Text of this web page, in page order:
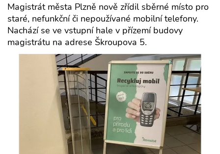
Magistrát města Plzně nově zřídil sběrné místo pro
staré, nefunkční či nepoužívané mobilní telefony.
Nachází se ve vstupní hale v přízemí budovy
magistrátu na adrese Škroupova 5.